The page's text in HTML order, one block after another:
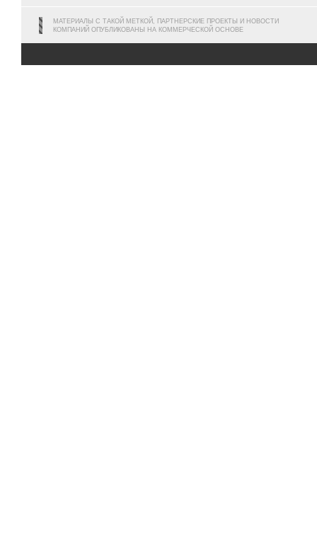
МАТЕРИАЛЫ С ТАКОЙ МЕТКОЙ, ПАРТНЕРСКИЕ ПРОЕКТЫ И НОВОСТИ
КОМПАНИЙ ОПУБЛИКОВАНЫ НА КОММЕРЧЕСКОЙ ОСНОВЕ